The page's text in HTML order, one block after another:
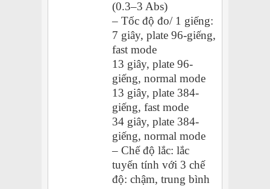
(0.3–3 Abs)
– Tốc độ đo/ 1 giếng:
7 giây, plate 96-giếng,
fast mode
13 giây, plate 96-
giếng, normal mode
13 giây, plate 384-
giếng, fast mode
34 giây, plate 384-
giếng, normal mode
– Chế độ lắc: lắc
tuyến tính với 3 chế
độ: chậm, trung bình